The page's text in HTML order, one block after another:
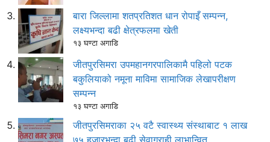
बारा जिल्लामा शतप्रतिशत धान रोपाइँ सम्पन्न,
लक्ष्यभन्दा बढी क्षेत्रफलमा खेती
१३ घण्टा अगाडि
जीतपुरसिमरा उपमहानगरपालिकामै पहिलो पटक
बकुलियाको नमूना माविमा सामाजिक लेखापरीक्षण
सम्पन्न
१३ घण्टा अगाडि
जीतपुरसिमराका २५ वटै स्वास्थ्य संस्थाबाट १ लाख